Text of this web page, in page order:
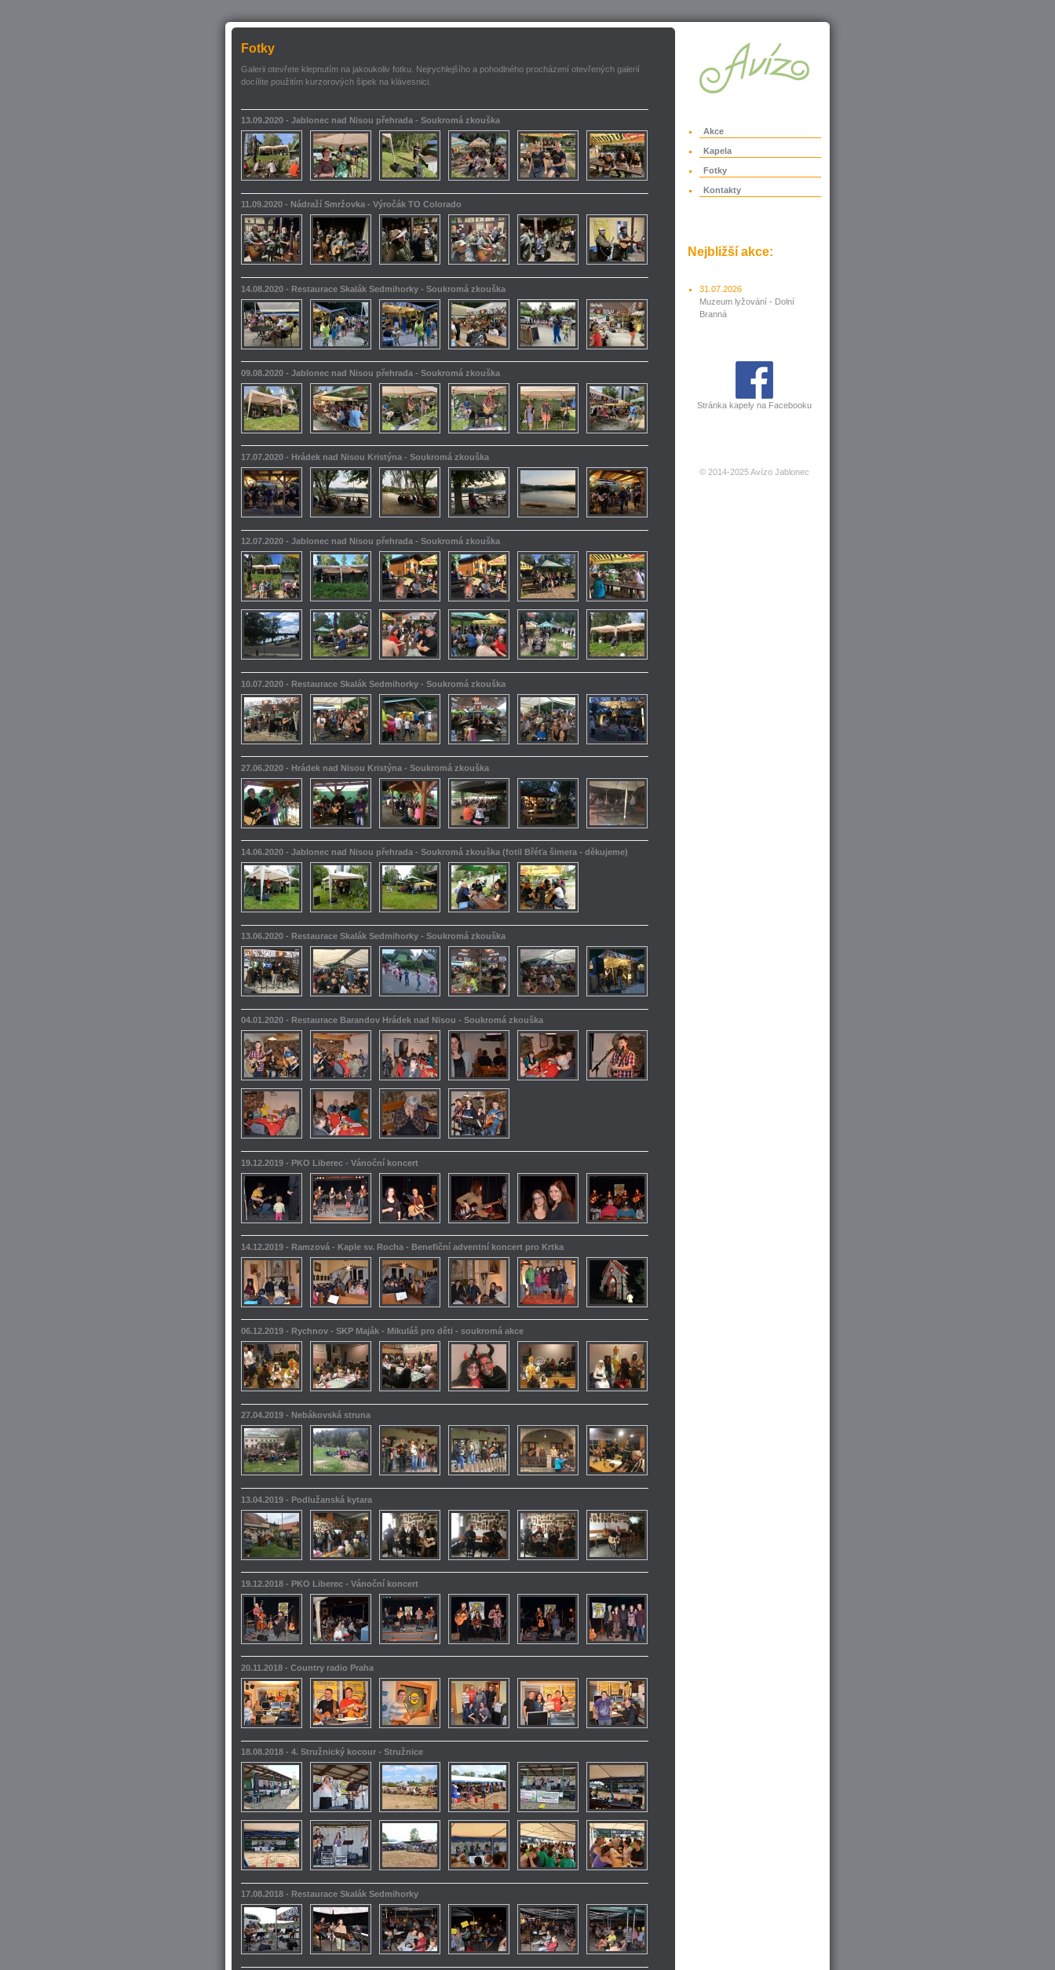
Akce
Kapela
Fotky
Kontakty
Nejbližší akce:
31.07.2026
Muzeum lyžování - Dolní
Branná
Stránka kapely na Facebooku
© 2014-2025 Avízo Jablonec
Fotky
Galerii otevřete klepnutím na jakoukoliv fotku. Nejrychlejšího a pohodlného procházení otevřených galerií
docílíte použitím kurzorových šipek na klávesnici.
13.09.2020 - Jablonec nad Nisou přehrada - Soukromá zkouška
11.09.2020 - Nádraží Smržovka - Výročák TO Colorado
14.08.2020 - Restaurace Skalák Sedmihorky - Soukromá zkouška
09.08.2020 - Jablonec nad Nisou přehrada - Soukromá zkouška
17.07.2020 - Hrádek nad Nisou Kristýna - Soukromá zkouška
12.07.2020 - Jablonec nad Nisou přehrada - Soukromá zkouška
10.07.2020 - Restaurace Skalák Sedmihorky - Soukromá zkouška
27.06.2020 - Hrádek nad Nisou Kristýna - Soukromá zkouška
14.06.2020 - Jablonec nad Nisou přehrada - Soukromá zkouška (fotil Břéťa šimera - děkujeme)
13.06.2020 - Restaurace Skalák Sedmihorky - Soukromá zkouška
04.01.2020 - Restaurace Barandov Hrádek nad Nisou - Soukromá zkouška
19.12.2019 - PKO Liberec - Vánoční koncert
14.12.2019 - Ramzová - Kaple sv. Rocha - Benefiční adventní koncert pro Krtka
06.12.2019 - Rychnov - SKP Maják - Mikuláš pro děti - soukromá akce
27.04.2019 - Nebákovská struna
13.04.2019 - Podlužanská kytara
19.12.2018 - PKO Liberec - Vánoční koncert
20.11.2018 - Country radio Praha
18.08.2018 - 4. Stružnický kocour - Stružnice
17.08.2018 - Restaurace Skalák Sedmihorky